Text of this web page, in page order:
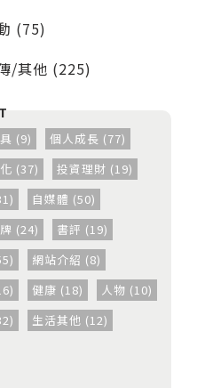
(75)
/其他 (225)
(9)
個人成長 (77)
(37)
投資理財 (19)
自媒體 (50)
(24)
書評 (19)
網站介紹 (8)
健康 (18)
人物 (10)
生活其他 (12)